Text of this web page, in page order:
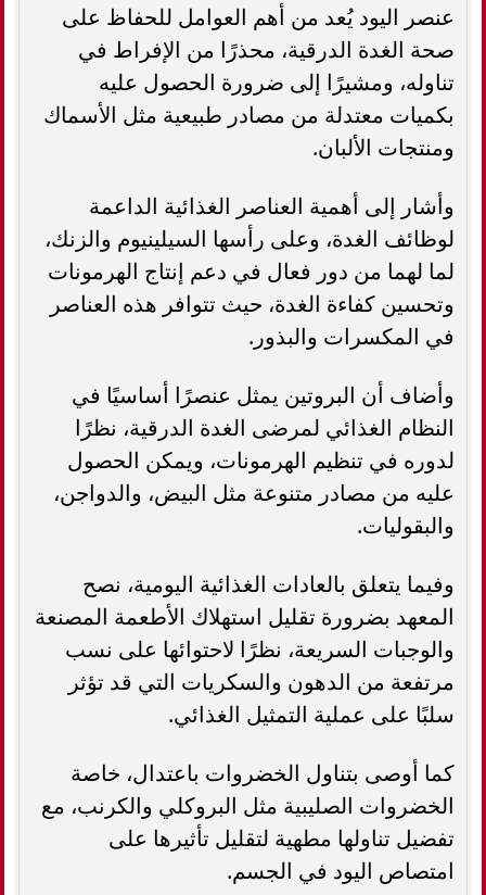
عنصر اليود يُعد من أهم العوامل للحفاظ على
صحة الغدة الدرقية، محذرًا من الإفراط في
تناوله، ومشيرًا إلى ضرورة الحصول عليه
بكميات معتدلة من مصادر طبيعية مثل الأسماك
ومنتجات الألبان.
وأشار إلى أهمية العناصر الغذائية الداعمة
لوظائف الغدة، وعلى رأسها السيلينيوم والزنك،
لما لهما من دور فعال في دعم إنتاج الهرمونات
وتحسين كفاءة الغدة، حيث تتوافر هذه العناصر
في المكسرات والبذور.
وأضاف أن البروتين يمثل عنصرًا أساسيًا في
النظام الغذائي لمرضى الغدة الدرقية، نظرًا
لدوره في تنظيم الهرمونات، ويمكن الحصول
عليه من مصادر متنوعة مثل البيض، والدواجن،
والبقوليات.
وفيما يتعلق بالعادات الغذائية اليومية، نصح
المعهد بضرورة تقليل استهلاك الأطعمة المصنعة
والوجبات السريعة، نظرًا لاحتوائها على نسب
مرتفعة من الدهون والسكريات التي قد تؤثر
سلبًا على عملية التمثيل الغذائي.
كما أوصى بتناول الخضروات باعتدال، خاصة
الخضروات الصليبية مثل البروكلي والكرنب، مع
تفضيل تناولها مطهية لتقليل تأثيرها على
امتصاص اليود في الجسم.